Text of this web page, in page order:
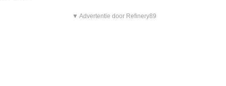
▼ Advertentie door Refinery89